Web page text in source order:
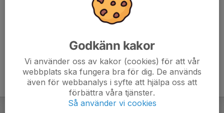
Godkänn kakor
Vi använder oss av kakor (cookies) för att vår
webbplats ska fungera bra för dig. De används
även för webbanalys i syfte att hjälpa oss att
förbättra våra tjänster.
Så använder vi cookies